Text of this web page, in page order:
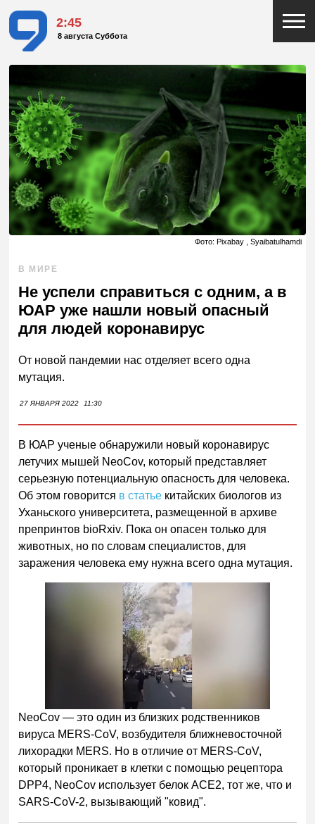
2:45
8 августа Суббота
Фото: Pixabay , Syaibatulhamdi
В МИРЕ
Не успели справиться с одним, а в
ЮАР уже нашли новый опасный
для людей коронавирус
От новой пандемии нас отделяет всего одна
мутация.
27 ЯНВАРЯ 2022 11:30
В ЮАР ученые обнаружили новый коронавирус
летучих мышей NeoCov, который представляет
серьезную потенциальную опасность для человека.
Об этом говорится в статье китайских биологов из
Уханьского университета, размещенной в архиве
препринтов bioRxiv. Пока он опасен только для
животных, но по словам специалистов, для
заражения человека ему нужна всего одна мутация.
NeoCov — это один из близких родственников
вируса MERS-CoV, возбудителя ближневосточной
лихорадки MERS. Но в отличие от MERS-CoV,
который проникает в клетки с помощью рецептора
DPP4, NeoCov использует белок ACE2, тот же, что и
SARS-CoV-2, вызывающий "ковид".